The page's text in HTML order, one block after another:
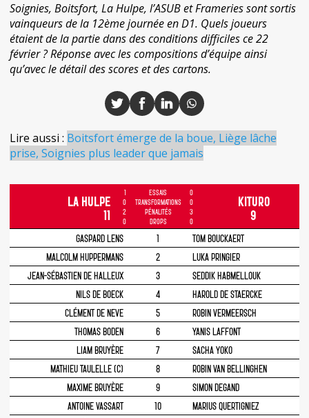
Soignies, Boitsfort, La Hulpe, l’ASUB et Frameries sont sortis
vainqueurs de la 12ème journée en D1. Quels joueurs
étaient de la partie dans des conditions difficiles ce 22
février ? Réponse avec les compositions d’équipe ainsi
qu’avec le détail des scores et des cartons.
Lire aussi : Boitsfort émerge de la boue, Liège lâche
prise, Soignies plus leader que jamais
LA HULPE
11
1 ESSAIS 0
KITURO
9
0 TRANSFORMATIONS
0
2
PÉNALITÉS
3
0
DROPS 0
GASPARD LENS 1
TOM BOUCKAERT
MALCOLM HUPPERMANS
2
LUKA PRINGIER
JEAN-SÉBASTIEN DE HALLEUX
3
SEDDIK HABMELLOUK
NILS DE BOECK
4
HAROLD DE STAERCKE
CLÉMENT DE NEVE
5
ROBIN VERMEERSCH
THOMAS BODEN
6
YANIS LAFFONT
LIAM BRUYÈRE
7
SACHA YOKO
MATHIEU TAULELLE (C)
8
ROBIN VAN BELLINGHEN
MAXIME BRUYÈRE
9
SIMON DEGAND
ANTOINE VASSART
10
MARIUS QUERTIGNIEZ